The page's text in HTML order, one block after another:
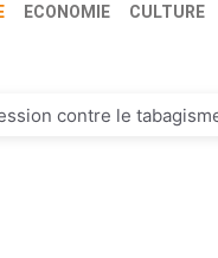
ECONOMIE CULTURE
contre le